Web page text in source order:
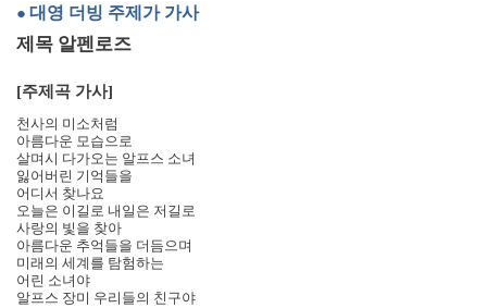
● 대영 더빙 주제가 가사
제목 알펜로즈
[주제곡 가사]
천사의 미소처럼
아름다운 모습으로
살며시 다가오는 알프스 소녀
잃어버린 기억들을
어디서 찾나요
오늘은 이길로 내일은 저길로
사랑의 빛을 찾아
아름다운 추억들을 더듬으며
미래의 세계를 탐험하는
어린 소녀야
알프스 장미 우리들의 친구야